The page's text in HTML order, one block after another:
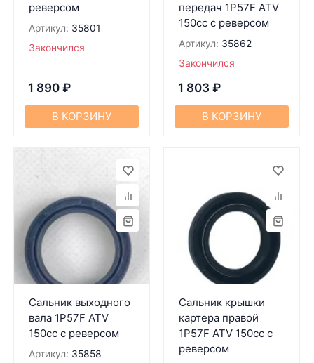
реверсом
Артикул: 35801
Закончился
1 890 ₽
В КОРЗИНУ
передач 1P57F ATV
150cc c реверсом
Артикул: 35862
Закончился
1 803 ₽
В КОРЗИНУ
Сальник выходного
вала 1P57F ATV
150cc c реверсом
Артикул: 35858
Сальник крышки
картера правой
1P57F ATV 150cc c
реверсом